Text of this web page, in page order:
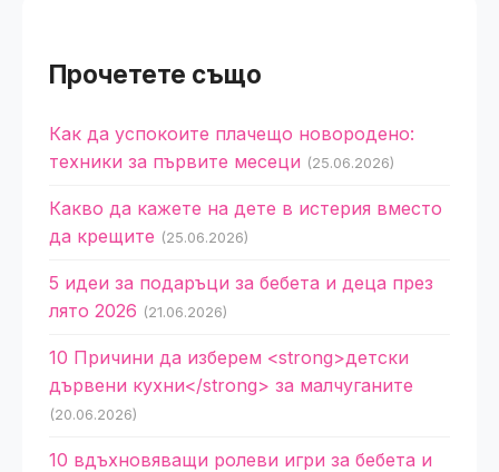
Прочетете също
Как да успокоите плачещо новородено:
техники за първите месеци (25.06.2026)
Какво да кажете на дете в истерия вместо
да крещите (25.06.2026)
5 идеи за подаръци за бебета и деца през
лято 2026 (21.06.2026)
10 Причини да изберем <strong>детски
дървени кухни</strong> за малчуганите
(20.06.2026)
10 вдъхновяващи ролеви игри за бебета и